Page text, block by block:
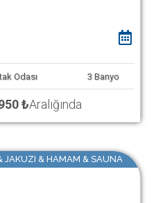
Odası 3 Banyo
₺Aralığında
JAKUZI & HAMAM & SAUNA